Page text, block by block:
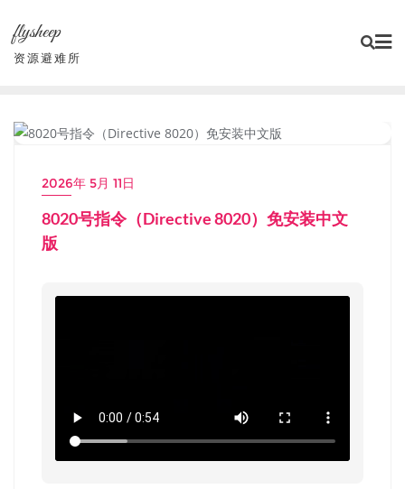
content
flysheep
资源避难所
2026年 5月 11日
8020号指令（Directive 8020）免安装中文
版